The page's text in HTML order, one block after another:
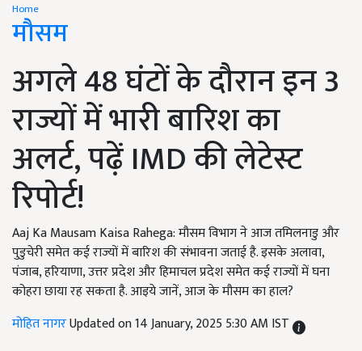
Home
मौसम
अगले 48 घंटों के दौरान इन 3
राज्यों में भारी बारिश का
अलर्ट, पढ़ें IMD की लेटेस्ट
रिपोर्ट!
Aaj Ka Mausam Kaisa Rahega: मौसम विभाग ने आज तमिलनाडु और
पुडुचेरी समेत कई राज्यों में बारिश की संभावना जताई है. इसके अलावा,
पंजाब, हरियाणा, उत्तर प्रदेश और हिमाचल प्रदेश समेत कई राज्यों में घना
कोहरा छाया रह सकता है. आइये जानें, आज के मौसम का हाल?
मोहित नागरUpdated on 14 January, 2025 5:30 AM IST